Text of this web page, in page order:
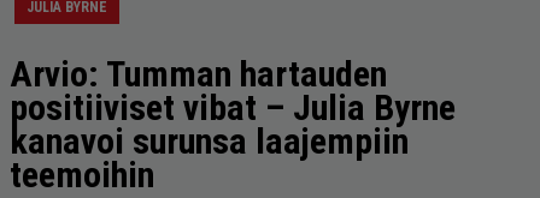
JULIA BYRNE
Arvio: Tumman hartauden
positiiviset vibat – Julia Byrne
kanavoi surunsa laajempiin
teemoihin